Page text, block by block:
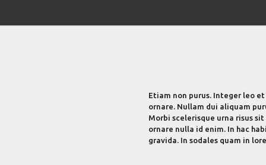
Etiam non purus. Integer leo
ornare. Nullam dui aliquam
Morbi scelerisque urna risus
ornare nulla id enim. In hac
gravida. In sodales quam in